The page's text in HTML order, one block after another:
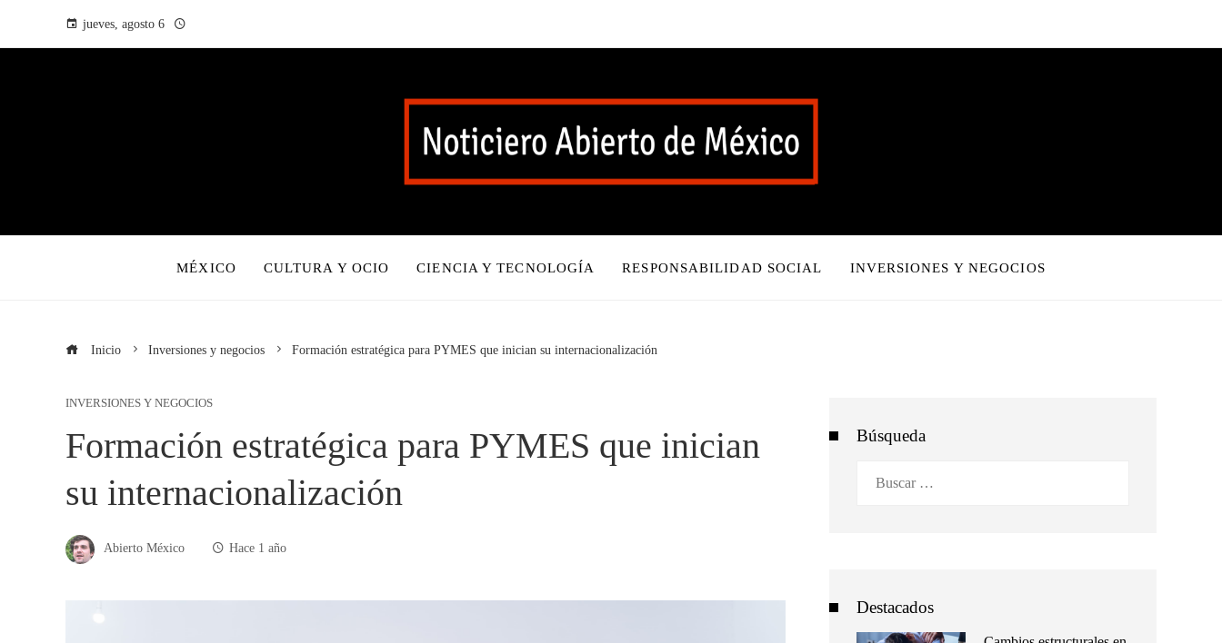
jueves, agosto 6
MÉXICO CULTURA Y OCIO CIENCIA Y TECNOLOGÍA RESPONSABILIDAD SOCIAL INVERSIONES Y NEGOCIOS
Inicio Inversiones y negocios Formación estratégica para PYMES que inician su internacionalización
INVERSIONES Y NEGOCIOS
Formación estratégica para PYMES que inician
su internacionalización
Abierto México Hace 1 año
Búsqueda
Destacados